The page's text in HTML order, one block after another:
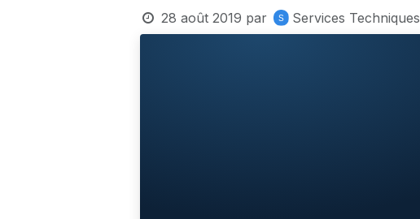
28 août 2019 par Services Techniques